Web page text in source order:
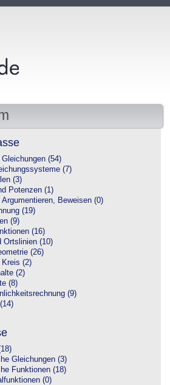
Gleichungen (54)
(7)
(3)
Potenzen (1)
Argumentieren, Beweisen (0)
(19)
(9)
(16)
Ortslinien (10)
(26)
(2)
(2)
(8)
(9)
Gleichungen (3)
Funktionen (18)
(0)